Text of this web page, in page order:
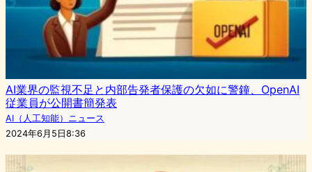
AI業界の監視不足と内部告発者保護の欠如に警鐘、OpenAI
従業員が公開書簡発表
AI（人工知能）ニュース
2024年6月5日8:36